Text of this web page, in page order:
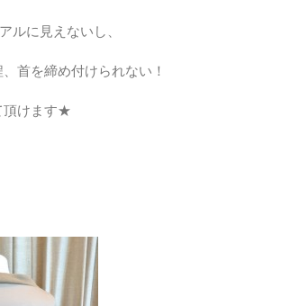
ルに見えないし、
首を締め付けられない！
頂けます★